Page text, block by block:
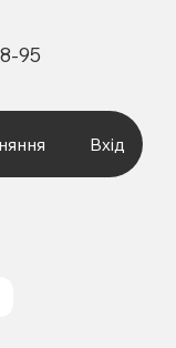
95
Вхід